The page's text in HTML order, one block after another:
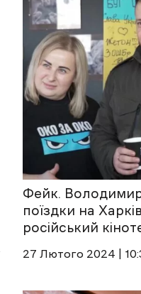
Фейк. Володимир
поїздки на
російський
27 Лютого 2024 |